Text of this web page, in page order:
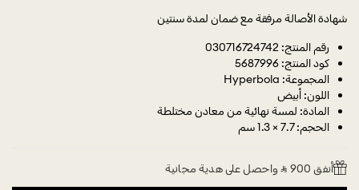
شهادة الأصالة مرفقة مع ضمان لمدة سنتين
رقم المنتج: 030716724742
كود المنتج: 5687996
المجموعة: Hyperbola
اللون: أبيض
المادة: لمسة نهائية من معادن مختلطة
الحجم: 7.7 × 1.3 سم
أنفق 900 ⃁ واحصل على هدية مجانية